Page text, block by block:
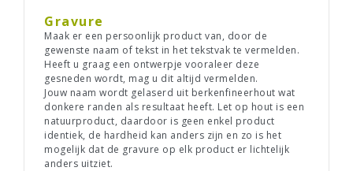
Gravure
Maak er een persoonlijk product van, door de
gewenste naam of tekst in het tekstvak te vermelden.
Heeft u graag een ontwerpje vooraleer deze
gesneden wordt, mag u dit altijd vermelden.
Jouw naam wordt gelaserd uit berkenfineerhout wat
donkere randen als resultaat heeft. Let op hout is een
natuurproduct, daardoor is geen enkel product
identiek, de hardheid kan anders zijn en zo is het
mogelijk dat de gravure op elk product er lichtelijk
anders uitziet.